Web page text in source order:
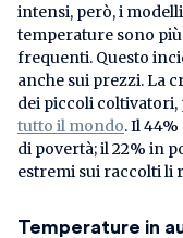
intensi, però, i
temperature sono
frequenti. Questo
anche sui prezzi. La
dei piccoli
tutto il mondo. Il
di povertà; il 22% in
estremi sui raccolti li
Temperature in